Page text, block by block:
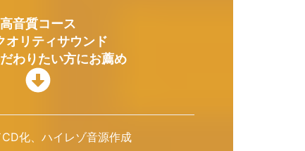
高音質コース
オリティサウンド
わりたい方にお薦め
化、ハイレゾ音源作成